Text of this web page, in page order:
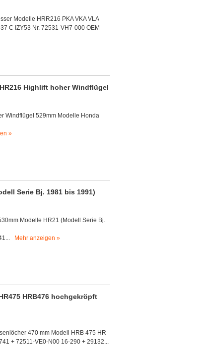
Modelle HRR216 PKA VKA VLA
C IZY53 Nr. 72531-VH7-000 OEM
Highlift hoher Windflügel
Windflügel 529mm Modelle Honda
»
Serie Bj. 1981 bis 1991)
Modelle HR21 (Modell Serie Bj.
Mehr anzeigen »
HRB476 hochgekröpft
470 mm Modell HRB 475 HR
+ 72511-VE0-N00 16-290 + 29132...